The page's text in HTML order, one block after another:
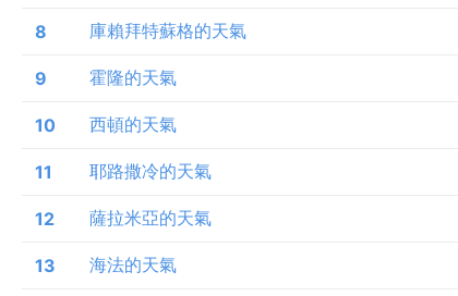
8 庫賴拜特蘇格的天氣
9 霍隆的天氣
10 西頓的天氣
11 耶路撒冷的天氣
12 薩拉米亞的天氣
13 海法的天氣